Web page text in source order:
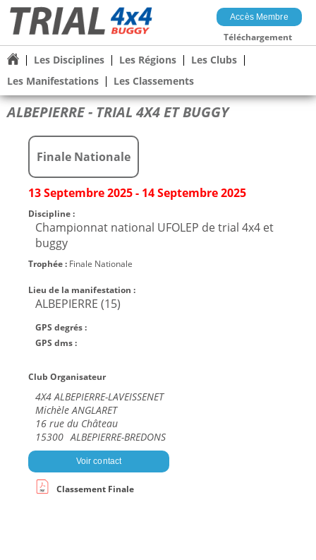
Accès Membre
Téléchargement
Les Disciplines Les Régions
Les Clubs
Les Manifestations
Les Classements
ALBEPIERRE - TRIAL 4X4 ET BUGGY
Finale Nationale
13 Septembre 2025 - 14 Septembre 2025
Discipline :
Championnat national UFOLEP de trial 4x4 et
buggy
Trophée : Finale Nationale
Lieu de la manifestation :
ALBEPIERRE (15)
GPS degrés :
GPS dms :
Club Organisateur
4X4 ALBEPIERRE-LAVEISSENET
Michèle ANGLARET
16 rue du Château
15300 ALBEPIERRE-BREDONS
Voir contact
Classement Finale